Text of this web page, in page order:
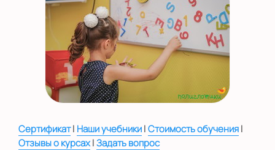
на Домодедовской
на Коломенской
в Московской
области
Показать на карте
Выбрать другой город
Сертификат| Наши учебники|Стоимость обучения|
Отзывы о курсах|Задать вопрос